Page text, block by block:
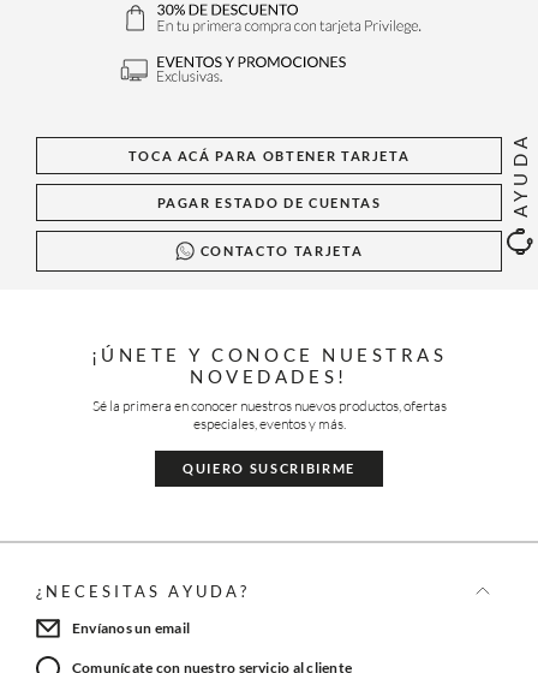
AYUDA
TOCA ACÁ PARA OBTENER TARJETA
PAGAR ESTADO DE CUENTAS
CONTACTO TARJETA
¡ÚNETE Y CONOCE NUESTRAS
NOVEDADES!
Sé la primera en conocer nuestros nuevos productos, ofertas
especiales, eventos y más.
QUIERO SUSCRIBIRME
¿NECESITAS AYUDA?
Envíanos un email
Comunícate con nuestro servicio al cliente